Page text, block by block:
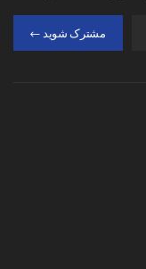
مشترک شوید